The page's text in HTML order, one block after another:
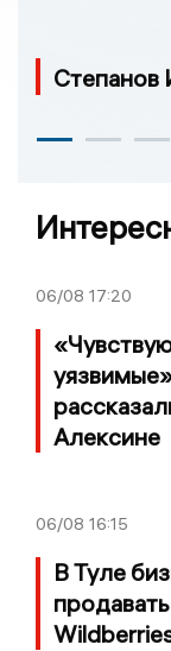
Степанов
06/08 17:20
Алексине
06/08 16:15
В Туле